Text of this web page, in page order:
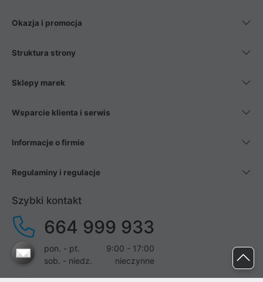
Okazja i promocja
Struktura strony
Sklepy marek
Wsparcie klienta i serwis
Informacje o firmie
Regulaminy i regulacje
Szybki kontakt
664 999 933
pon. - pt.
9:00 - 17:00
sob. - niedz.
nieczynne